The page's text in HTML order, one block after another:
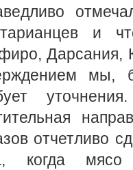
и
Дарсания,
мы,
отчетливо
когда